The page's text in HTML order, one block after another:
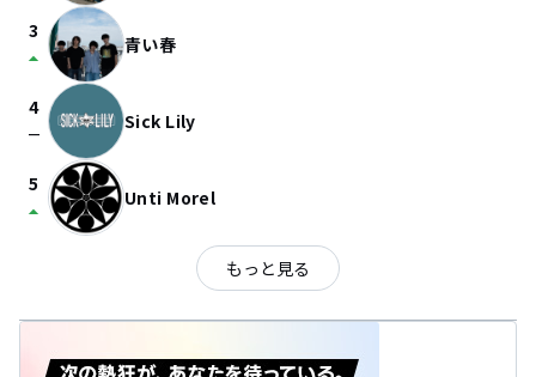
3
arrow_drop_up 青い春
4
check_indeterminate_small Sick Lily
5
arrow_drop_up Unti Morel
もっと見る